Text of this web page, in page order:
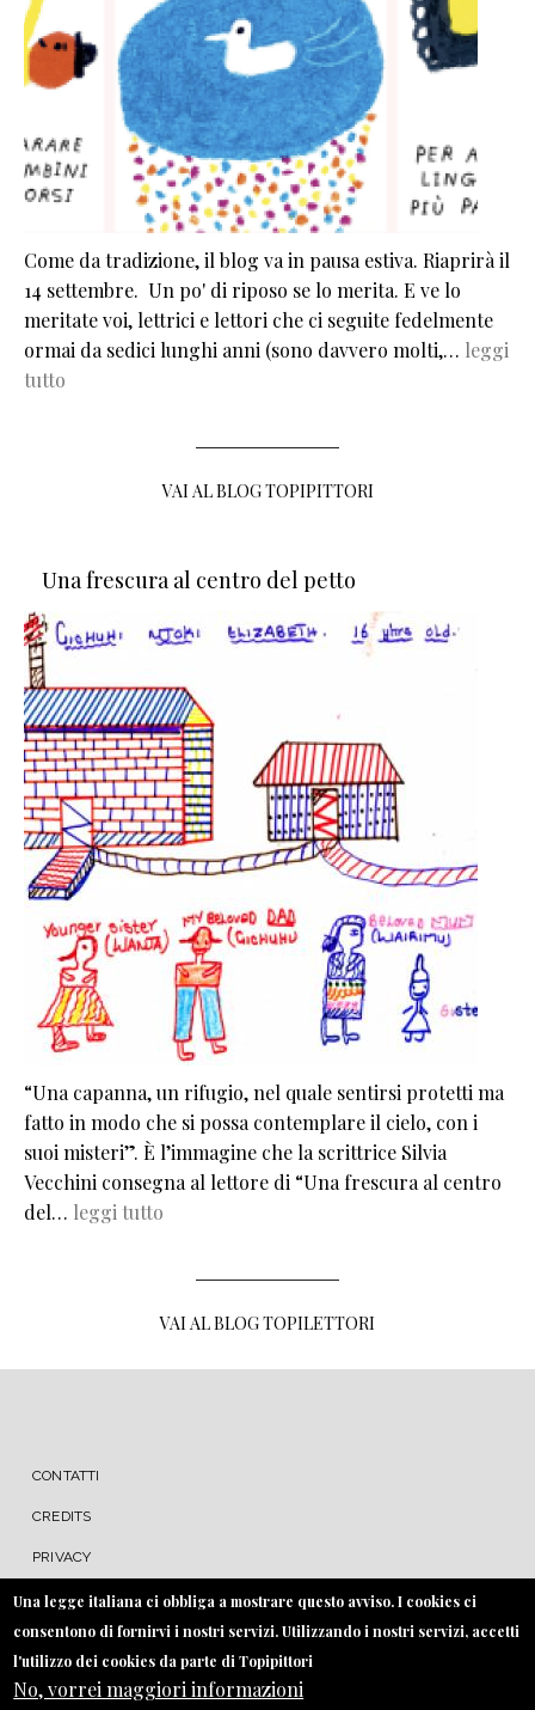
Come da tradizione, il blog va in pausa estiva. Riaprirà il
14 settembre. Un po' di riposo se lo merita. E ve lo
meritate voi, lettrici e lettori che ci seguite fedelmente
ormai da sedici lunghi anni (sono davvero molti,… leggi
tutto
VAI AL BLOG TOPIPITTORI
Una frescura al centro del petto
“Una capanna, un rifugio, nel quale sentirsi protetti ma
fatto in modo che si possa contemplare il cielo, con i
suoi misteri”. È l’immagine che la scrittrice Silvia
Vecchini consegna al lettore di “Una frescura al centro
del… leggi tutto
VAI AL BLOG TOPILETTORI
MENU FOOTER
CONTATTI
CREDITS
PRIVACY
COOKIE
Una legge italiana ci obbliga a mostrare questo avviso. I cookies ci
consentono di fornirvi i nostri servizi. Utilizzando i nostri servizi, accetti
l'utilizzo dei cookies da parte di Topipittori
No, vorrei maggiori informazioni